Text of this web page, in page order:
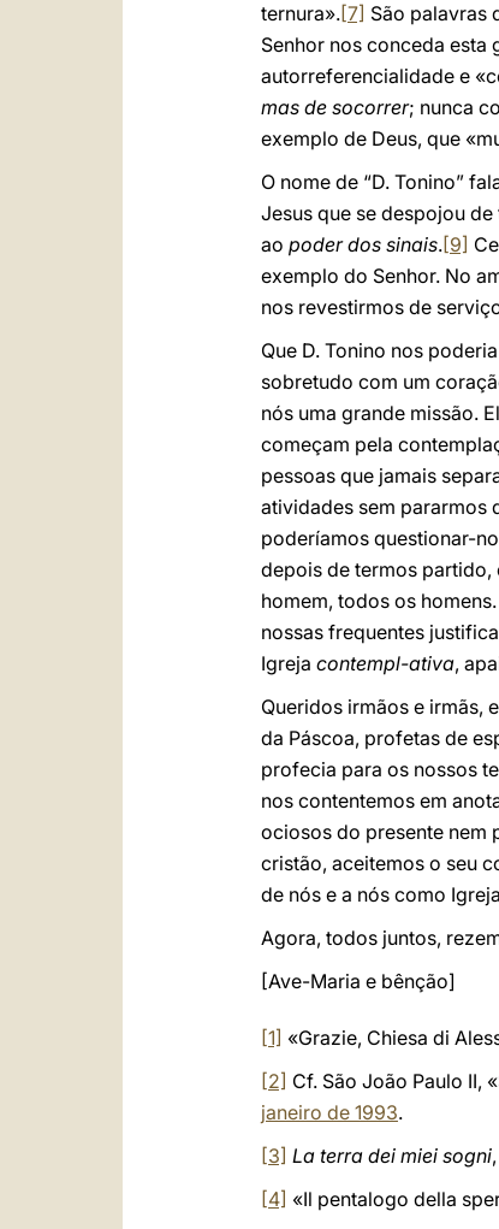
ternura».[7] São palavras
Senhor nos conceda esta
autorreferencialidade e
mas de socorrer; nunca
exemplo de Deus, que
O nome de “D. Tonino”
Jesus que se despojou
ao poder dos sinais.[9]
exemplo do Senhor. No
nos revestirmos de
Que D. Tonino nos
sobretudo com um
nós uma grande missão.
começam pela
pessoas que jamais
atividades sem pararmos
poderíamos questionar-
depois de termos partido,
homem, todos os
nossas frequentes
Igreja contempl-ativa,
Queridos irmãos e irmãs,
da Páscoa, profetas de
profecia para os nossos
nos contentemos em
ociosos do presente nem
cristão, aceitemos o seu
de nós e a nós como
Agora, todos juntos,
[Ave-Maria e bênção]
[1] «Grazie, Chiesa di
[2] Cf. São João Paulo II,
janeiro de 1993.
[3] La terra dei miei sogni
[4] «Il pentalogo della